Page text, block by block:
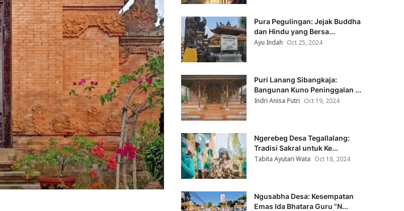
Pura Pegulingan: Jejak Buddha
dan Hindu yang Bersa...
Ayu Indah Oct 25, 2024
Puri Lanang Sibangkaja:
Bangunan Kuno Peninggalan ...
Indri Anisa Putri Oct 19, 2024
Ngerebeg Desa Tegallalang:
Tradisi Sakral untuk Ke...
Tabita Ayutari Wata Oct 18, 2024
Ngusabha Desa: Kesempatan
Emas Ida Bhatara Guru "N...